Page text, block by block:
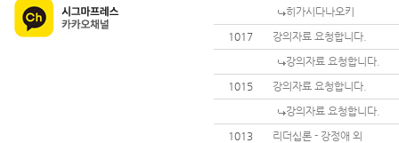
히가시다나오키
1017
강의자료 요청합니다.
강의자료 요청합니다.
1015
강의자료 요청합니다.
강의자료 요청합니다.
1013
리더십론 - 강정애 외